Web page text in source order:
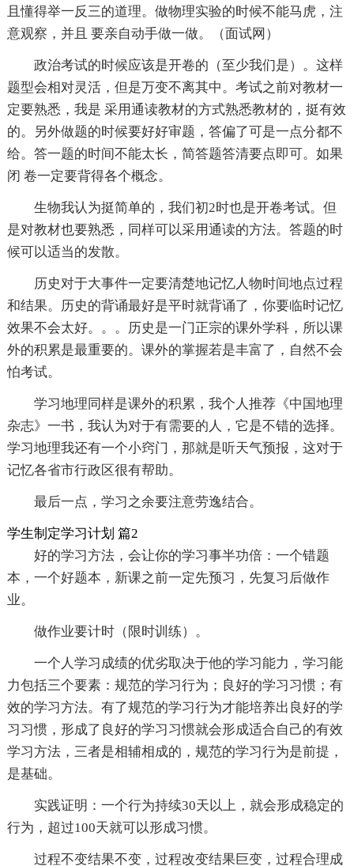
且懂得举一反三的道理。做物理实验的时候不能马虎，注
意观察，并且 要亲自动手做一做。（面试网）
政治考试的时候应该是开卷的（至少我们是）。这样
题型会相对灵活，但是万变不离其中。考试之前对教材一
定要熟悉，我是 采用通读教材的方式熟悉教材的，挺有效
的。另外做题的时候要好好审题，答偏了可是一点分都不
给。答一题的时间不能太长，简答题答清要点即可。如果
闭 卷一定要背得各个概念。
生物我认为挺简单的，我们初2时也是开卷考试。但
是对教材也要熟悉，同样可以采用通读的方法。答题的时
候可以适当的发散。
历史对于大事件一定要清楚地记忆人物时间地点过程
和结果。历史的背诵最好是平时就背诵了，你要临时记忆
效果不会太好。。。历史是一门正宗的课外学科，所以课
外的积累是最重要的。课外的掌握若是丰富了，自然不会
怕考试。
学习地理同样是课外的积累，我个人推荐《中国地理
杂志》一书，我认为对于有需要的人，它是不错的选择。
学习地理我还有一个小窍门，那就是听天气预报，这对于
记忆各省市行政区很有帮助。
最后一点，学习之余要注意劳逸结合。
学生制定学习计划 篇2
好的学习方法，会让你的学习事半功倍：一个错题
本，一个好题本，新课之前一定先预习，先复习后做作
业。
做作业要计时（限时训练）。
一个人学习成绩的优劣取决于他的学习能力，学习能
力包括三个要素：规范的学习行为；良好的学习习惯；有
效的学习方法。有了规范的学习行为才能培养出良好的学
习习惯，形成了良好的学习习惯就会形成适合自己的有效
学习方法，三者是相辅相成的，规范的学习行为是前提，
是基础。
实践证明：一个行为持续30天以上，就会形成稳定的
行为，超过100天就可以形成习惯。
过程不变结果不变，过程改变结果巨变，过程合理成